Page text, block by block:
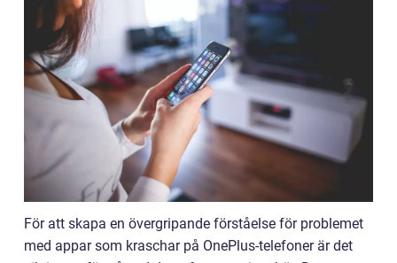
För att skapa en övergripande förståelse för problemet
med appar som kraschar på OnePlus-telefoner är det